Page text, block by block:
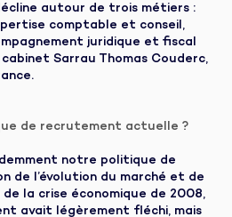
autour de trois métiers :
comptable et conseil,
juridique et fiscal
Sarrau Thomas Couderc,
de recrutement actuelle ?
notre politique de
de l’évolution du marché et de
de la crise économique de 2008,
avait légèrement fléchi, mais